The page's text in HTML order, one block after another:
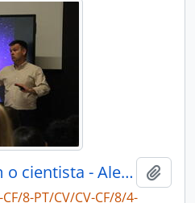
ECV - Encontro com o cientista - Alexandre Cabral
CF/8-PT/CV/CV-CF/8/4-